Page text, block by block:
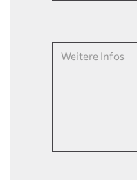
Weitere Infos